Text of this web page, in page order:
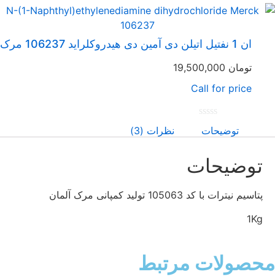
امتیاز
0
ان 1 نفتیل اتیلن دی آمین دی هیدروکلراید 106237 مرک
تومان19,500,000
Call for price
0 توضیحات نظرات (3)
توضیحات
پتاسیم نیترات با کد 105063 تولید کمپانی مرک آلمان
1Kg
مرتبط